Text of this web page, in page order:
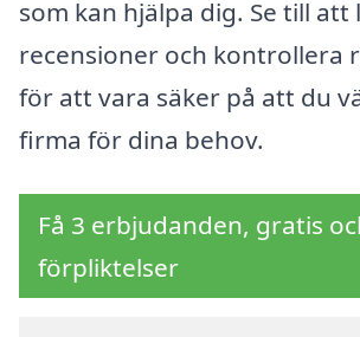
som kan hjälpa dig. Se till att
recensioner och kontrollera
för att vara säker på att du
firma för dina behov.
Få 3 erbjudanden, gratis
förpliktelser